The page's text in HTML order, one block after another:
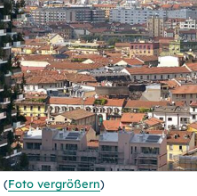
(Foto vergrößern)